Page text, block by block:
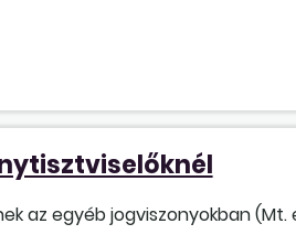
az egyéb jogviszonyokban